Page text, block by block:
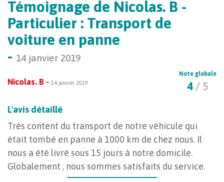
Témoignage de Nicolas. B -
Particulier : Transport de
voiture en panne
- 14 janvier 2019
Nicolas. B - 14 janvier 2019
Note globale
4 / 5
L'avis détaillé
Très content du transport de notre véhicule qui
était tombé en panne à 1000 km de chez nous. Il
nous a été livré sous 15 jours à notre domicile.
Globalement , nous sommes satisfaits du service.